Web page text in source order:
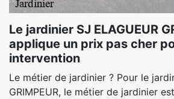
Le jardinier SJ ELAGUEUR
applique un prix pas cher
intervention
Le métier de jardinier ? Pour le
GRIMPEUR, le métier de jardinier